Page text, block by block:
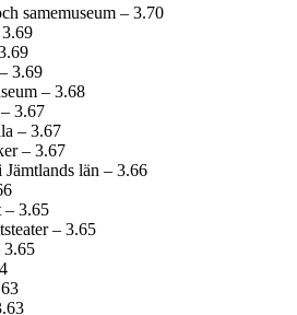
same­museum – 3.70
3.69
– 3.68
3.67
– 3.67
– 3.67
Jämtlands län – 3.66
– 3.65
– 3.65
3.65